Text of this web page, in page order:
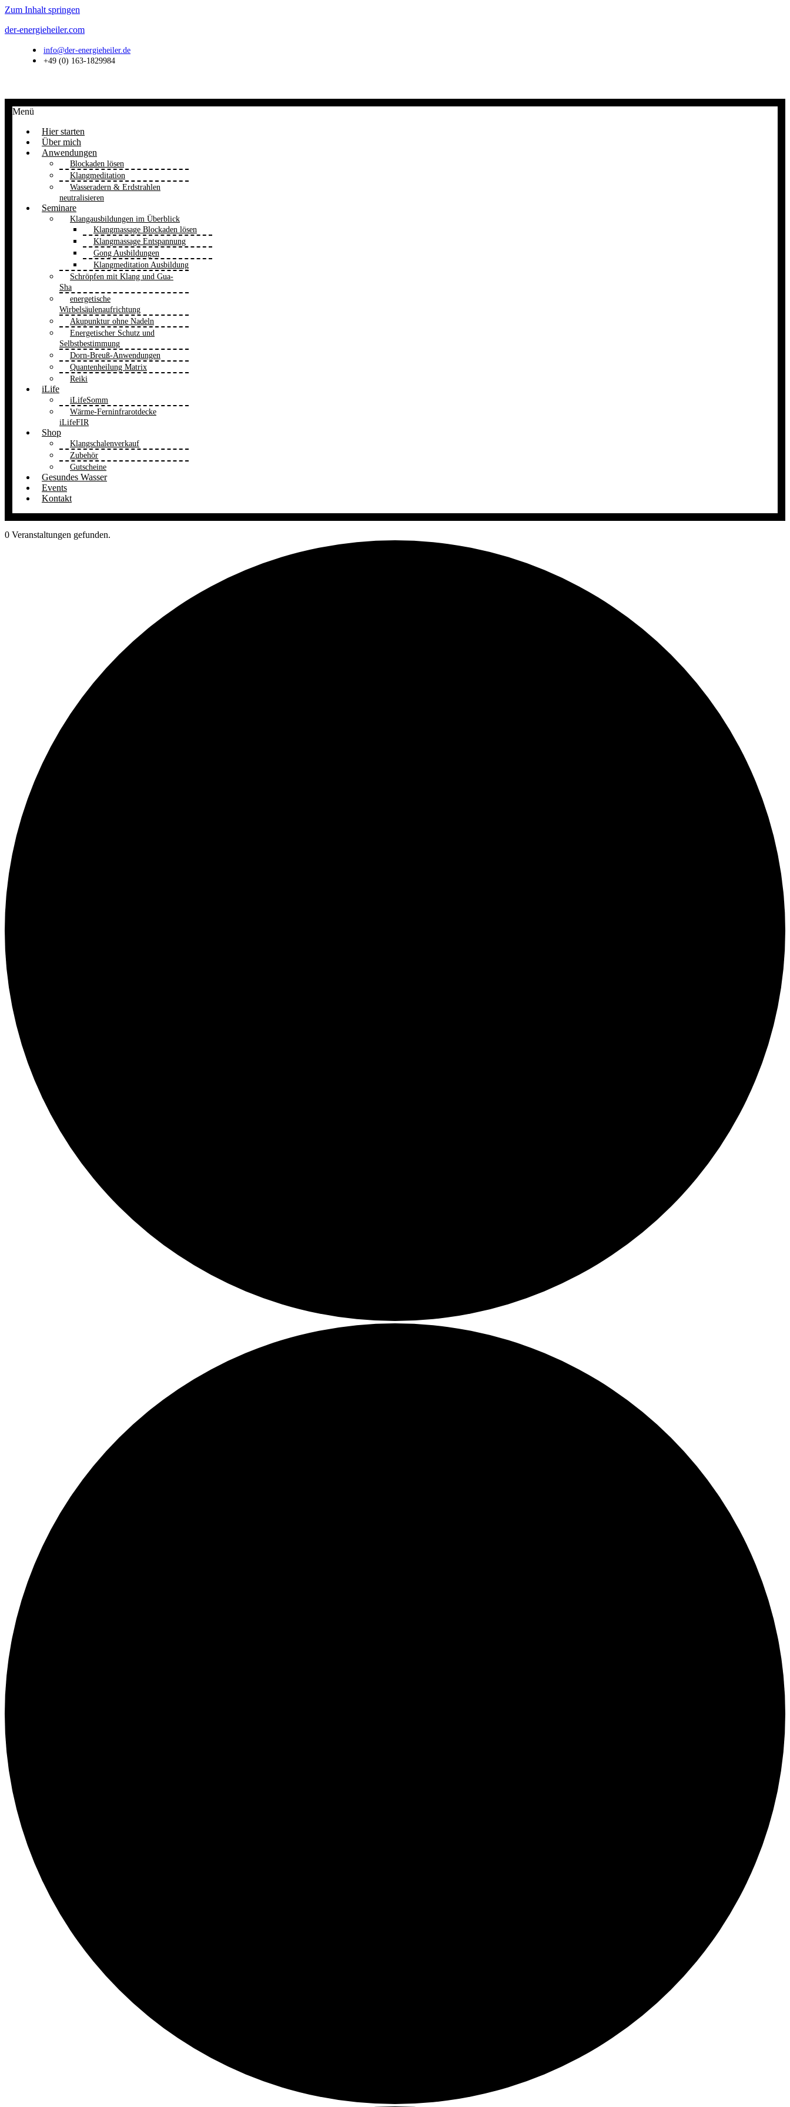
Zum Inhalt springen
der-energieheiler.com
info@der-energieheiler.de
+49 (0) 163-1829984
Menü
Hier starten
Über mich
Anwendungen
Blockaden lösen
Klangmeditation
Wasseradern & Erdstrahlen
neutralisieren
Seminare
Klangausbildungen im Überblick
Klangmassage Blockaden lösen
Klangmassage Entspannung
Gong Ausbildungen
Klangmeditation Ausbildung
Schröpfen mit Klang und Gua-
Sha
energetische
Wirbelsäulenaufrichtung
Akupunktur ohne Nadeln
Energetischer Schutz und
Selbstbestimmung
Dorn-Breuß-Anwendungen
Quantenheilung Matrix
Reiki
iLife
iLifeSomm
Wärme-Ferninfrarotdecke
iLifeFIR
Shop
Klangschalenverkauf
Zubehör
Gutscheine
Gesundes Wasser
Events
Kontakt
0 Veranstaltungen gefunden.